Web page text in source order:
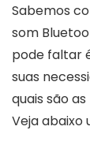
Sabemos
som
pode faltar
suas
quais são
Veja abaixo